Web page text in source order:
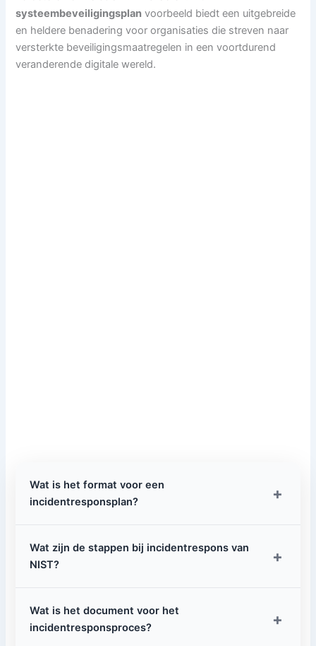
systeembeveiligingsplan voorbeeld biedt een uitgebreide
en heldere benadering voor organisaties die streven naar
versterkte beveiligingsmaatregelen in een voortdurend
veranderende digitale wereld.
Wat is het format voor een
incidentresponsplan?
+
Wat zijn de stappen bij incidentrespons van
NIST?
+
Wat is het document voor het
incidentresponsproces?
+